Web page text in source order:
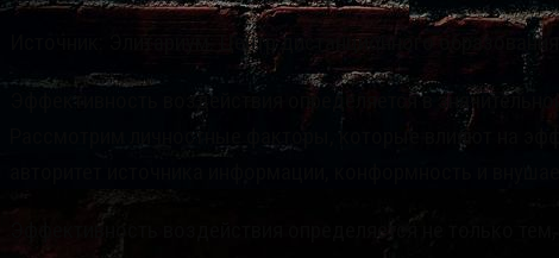
Источник: Элитариум: Центр дистанционного образования
Эффективность воздействия определяется в
Рассмотрим личностные факторы, которые влияют на
Эффективность воздействия определяется не только